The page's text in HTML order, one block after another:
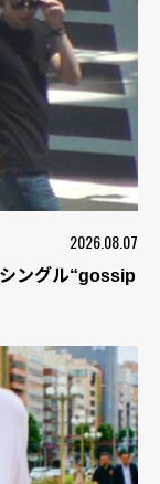
2026.08.07
ングル“gossip